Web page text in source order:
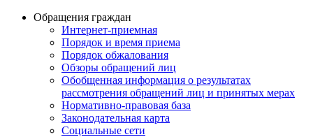
Обращения граждан
Интернет-приемная
Порядок и время приема
Порядок обжалования
Обзоры обращений лиц
Обобщенная информация о результатах
рассмотрения обращений лиц и принятых мерах
Нормативно-правовая база
Законодательная карта
Социальные сети